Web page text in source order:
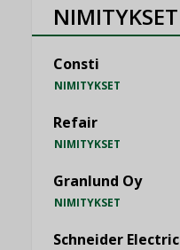
NIMITYKSET
Consti
NIMITYKSET
Refair
NIMITYKSET
Granlund Oy
NIMITYKSET
Schneider Electric